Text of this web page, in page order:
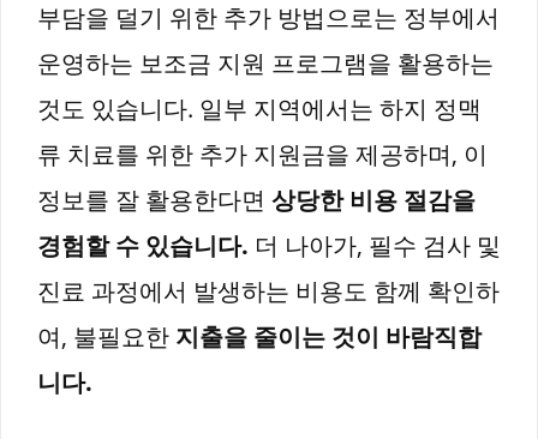
부담을 덜기 위한 추가 방법으로는 정부에서
운영하는 보조금 지원 프로그램을 활용하는
것도 있습니다. 일부 지역에서는 하지 정맥
류 치료를 위한 추가 지원금을 제공하며, 이
정보를 잘 활용한다면 상당한 비용 절감을
경험할 수 있습니다. 더 나아가, 필수 검사 및
진료 과정에서 발생하는 비용도 함께 확인하
여, 불필요한 지출을 줄이는 것이 바람직합
니다.